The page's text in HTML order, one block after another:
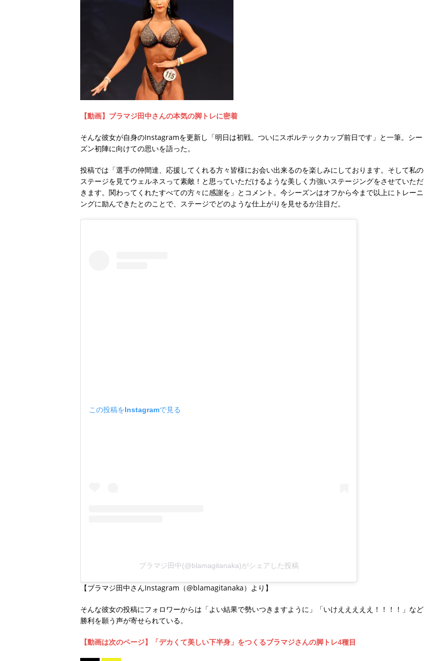
【動画】ブラマジ田中さんの本気の脚トレに密着
そんな彼女が自身のInstagramを更新し「明日は初戦。ついにスポルテックカップ前日です」と一筆。シー
ズン初陣に向けての思いを語った。
投稿では「選手の仲間達、応援してくれる方々皆様にお会い出来るのを楽しみにしております。そして私の
ステージを見てウェルネスって素敵！と思っていただけるような美しく力強いステージングをさせていただ
きます。関わってくれたすべての方々に感謝を」とコメント。今シーズンはオフから今まで以上にトレーニ
ングに励んできたとのことで、ステージでどのような仕上がりを見せるか注目だ。
この投稿をInstagramで見る
ブラマジ田中(@blamagitanaka)がシェアした投稿
【ブラマジ田中さんInstagram（@blamagitanaka）より】
そんな彼女の投稿にフォロワーからは「よい結果で勢いつきますように」「いけえええええ！！！！」など
勝利を願う声が寄せられている。
【動画は次のページ】「デカくて美しい下半身」をつくるブラマジさんの脚トレ4種目